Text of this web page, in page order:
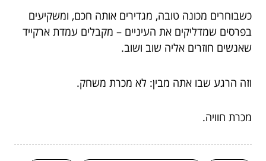
כשבוחרים מכונה טובה, מגדירים אותה חכם, ומשקיעים
בפרסים שמדליקים את העיניים – מקבלים עמדת ארקייד
שאנשים חוזרים אליה שוב ושוב.
וזה הרגע שבו אתה מבין: לא מכרת משחק.
מכרת חוויה.